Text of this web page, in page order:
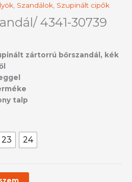
Szandálok Szupinált cipők
4341-30739
zártorrú bőrszandál, kék
talp
23 24